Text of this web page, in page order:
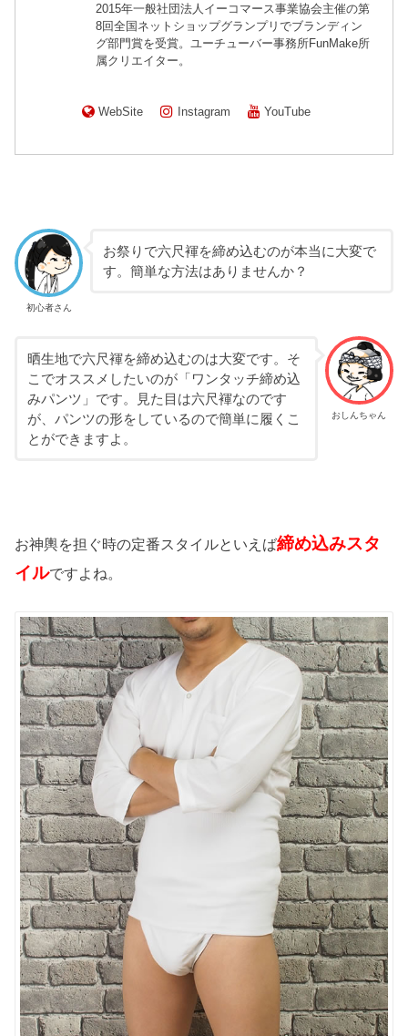
2015年一般社団法人イーコマース事業協会主催の第
8回全国ネットショップグランプリでブランディン
グ部門賞を受賞。ユーチューバー事務所FunMake所
属クリエイター。
WebSite Instagram YouTube
初心者さん
お祭りで六尺褌を締め込むのが本当に大変で
す。簡単な方法はありませんか？
おしんちゃん
晒生地で六尺褌を締め込むのは大変です。そ
こでオススメしたいのが「ワンタッチ締め込
みパンツ」です。見た目は六尺褌なのです
が、パンツの形をしているので簡単に履くこ
とができますよ。
お神輿を担ぐ時の定番スタイルといえば締め込みスタ
イルですよね。